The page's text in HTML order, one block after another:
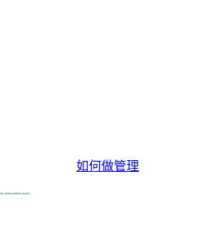
如何做管理